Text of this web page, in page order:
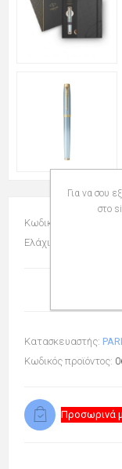
Κωδικός: 065230250
Ελάχιστη Ποσότητα: 1
Κατασκευαστής:
Κωδικός προϊόντος:
Προσωρινά
Για να σου
στο